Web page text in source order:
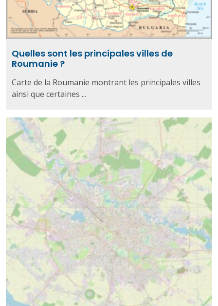
Quelles sont les principales villes de
Roumanie ?
Carte de la Roumanie montrant les principales villes
ainsi que certaines ...